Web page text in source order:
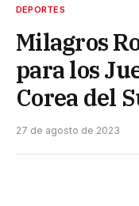
DEPORTES
Milagros
para los
Corea del
27 de agosto de 2023